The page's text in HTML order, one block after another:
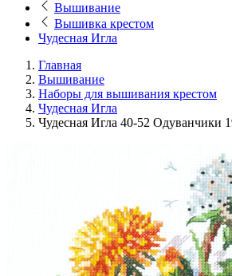
Вышивание
Вышивка крестом
Чудесная Игла
Главная
Вышивание
Наборы для вышивания крестом
Чудесная Игла
Чудесная Игла 40-52 Одуванчики